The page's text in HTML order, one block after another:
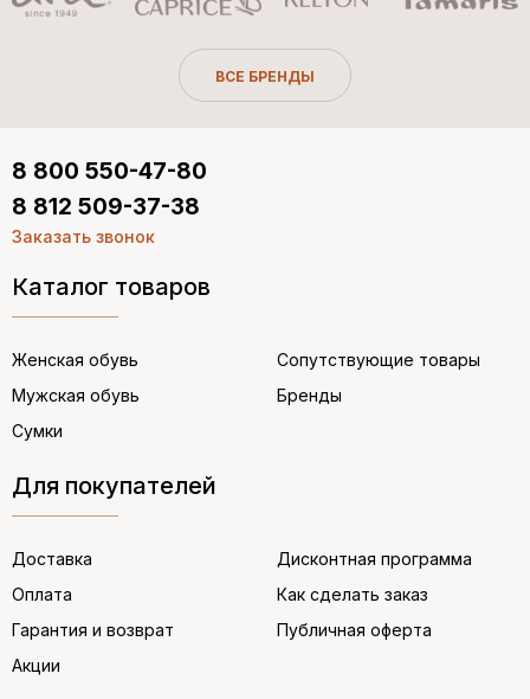
ВСЕ БРЕНДЫ
Каталог товаров
Женская обувь
Мужская обувь
Сумки
Сопутствующие товары
Бренды
Для покупателей
Доставка
Оплата
Гарантия и возврат
Акции
Дисконтная программа
Как сделать заказ
Публичная оферта
8 800 550-47-80
8 812 509-37-38
Заказать звонок